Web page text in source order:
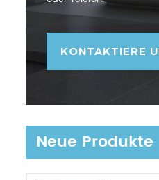
KONTAKTIERE
Neue Produkte